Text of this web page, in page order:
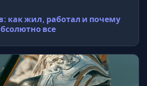
как жил, работал и почему
все